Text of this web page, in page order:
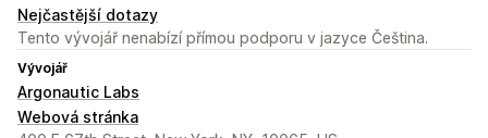
Nejčastější dotazy
Tento vývojář nenabízí přímou podporu v jazyce Čeština.
Vývojář
Argonautic Labs
Webová stránka